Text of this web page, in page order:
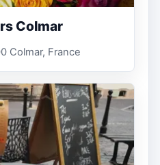
Colmar
Colmar, France